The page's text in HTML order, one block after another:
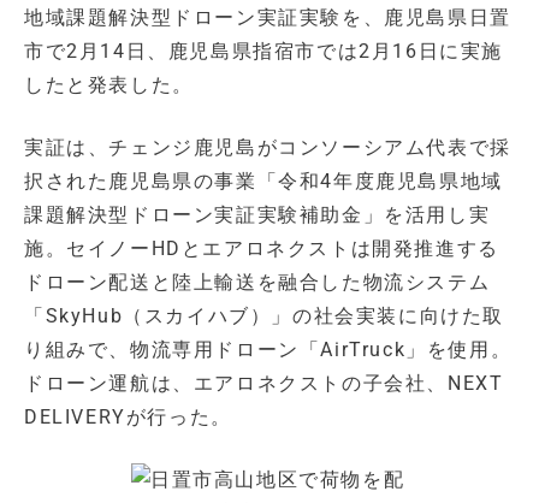
地域課題解決型ドローン実証実験を、鹿児島県日置
市で2月14日、鹿児島県指宿市では2月16日に実施
したと発表した。
実証は、チェンジ鹿児島がコンソーシアム代表で採
択された鹿児島県の事業「令和4年度鹿児島県地域
課題解決型ドローン実証実験補助金」を活用し実
施。セイノーHDとエアロネクストは開発推進する
ドローン配送と陸上輸送を融合した物流システム
「SkyHub（スカイハブ）」の社会実装に向けた取
り組みで、物流専用ドローン「AirTruck」を使用。
ドローン運航は、エアロネクストの子会社、NEXT
DELIVERYが行った。